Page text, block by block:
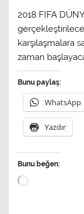
2018 FIFA
karşılaşmalara
zaman
Bunu paylaş:
WhatsApp
Yazdır
Bunu beğen:
Yükleniyor...